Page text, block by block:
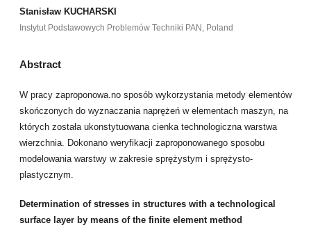
Stanisław KUCHARSKI
Instytut Podstawowych Problemów Techniki PAN, Poland
Abstract
W pracy zaproponowa.no sposób wykorzystania metody elementów
skończonych do wyznaczania naprężeń w elementach maszyn, na
których została ukonstytuowana cienka technologiczna warstwa
wierzchnia. Dokonano weryfikacji zaproponowanego sposobu
modelowania warstwy w zakresie sprężystym i sprężysto-
plastycznym.
Determination of stresses in structures with a technological
surface layer by means of the finite element method